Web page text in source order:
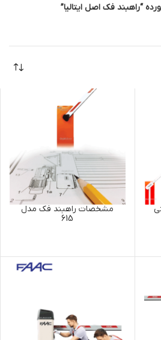
“راهبند فک اصل ایتالیا”
مشخصات راهبند فک مدل
615